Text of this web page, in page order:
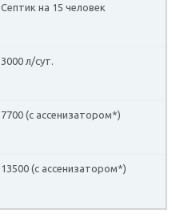
Септик на 15 человек
3000 л/сут.
7700 (с ассенизатором*)
13500 (с ассенизатором*)